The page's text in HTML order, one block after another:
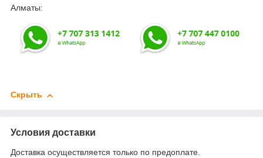
Алматы:
Скрыть
Условия доставки
Доставка осуществляется только по предоплате.